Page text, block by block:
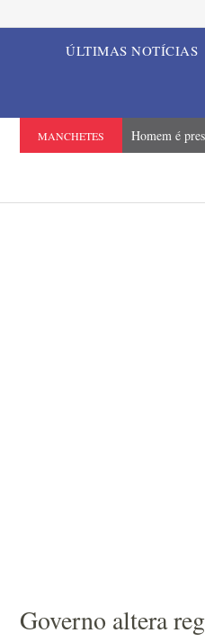
ÚLTIMAS NOTÍCIAS
MANCHETES Homem é
Governo altera